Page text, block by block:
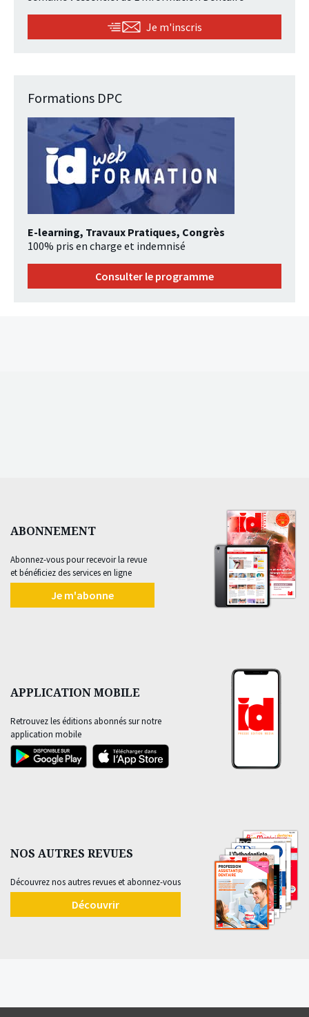
Je m'inscris
Formations DPC
E-learning, Travaux Pratiques, Congrès
100% pris en charge et indemnisé
Consulter le programme
ABONNEMENT
Abonnez-vous pour recevoir la revue
et bénéficiez des services en ligne
Je m'abonne
APPLICATION MOBILE
Retrouvez les éditions abonnés sur notre
application mobile
NOS AUTRES REVUES
Découvrez nos autres revues et abonnez-vous
Découvrir